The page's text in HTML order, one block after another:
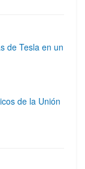
de Tesla en un
de la Unión